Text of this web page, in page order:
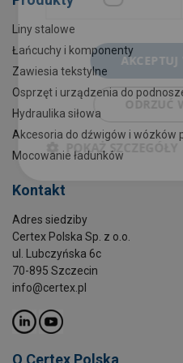
Liny stalowe
Łańcuchy i komponenty
Zawiesia tekstylne
Osprzęt i urządzenia do
Hydraulika siłowa
Akcesoria do dźwigów i wózków
Mocowanie ładunków
Kontakt
Adres siedziby
Certex Polska Sp. z o.o.
ul. Lubczyńska 6c
70-895 Szczecin
info@certex.pl
O Certex Polska
ODRZUĆ
POKAŻ SZCZEGÓŁY